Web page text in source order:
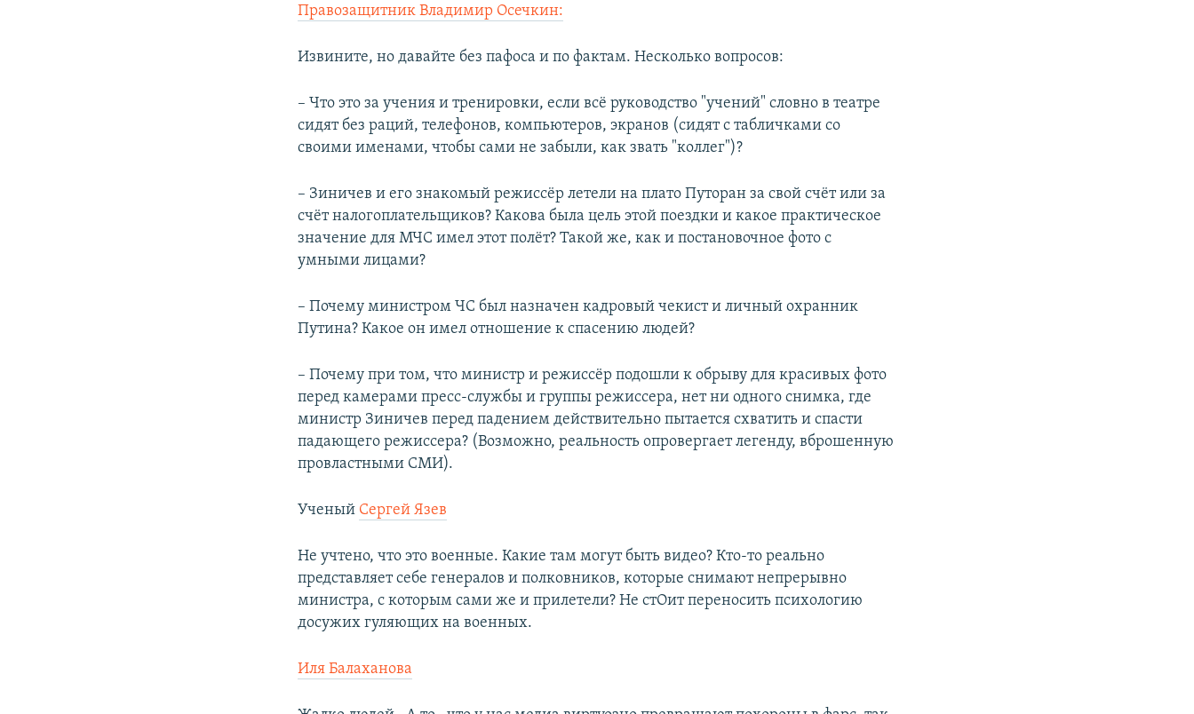
Правозащитник Владимир Осечкин:
Извините, но давайте без пафоса и по фактам. Несколько вопросов:
– Что это за учения и тренировки, если всё руководство "учений" словно в театре
сидят без раций, телефонов, компьютеров, экранов (сидят с табличками со
своими именами, чтобы сами не забыли, как звать "коллег")?
– Зиничев и его знакомый режиссёр летели на плато Путоран за свой счёт или за
счёт налогоплательщиков? Какова была цель этой поездки и какое практическое
значение для МЧС имел этот полёт? Такой же, как и постановочное фото с
умными лицами?
– Почему министром ЧС был назначен кадровый чекист и личный охранник
Путина? Какое он имел отношение к спасению людей?
– Почему при том, что министр и режиссёр подошли к обрыву для красивых фото
перед камерами пресс-службы и группы режиссера, нет ни одного снимка, где
министр Зиничев перед падением действительно пытается схватить и спасти
падающего режиссера? (Возможно, реальность опровергает легенду, вброшенную
провластными СМИ).
Ученый Сергей Язев
Не учтено, что это военные. Какие там могут быть видео? Кто-то реально
представляет себе генералов и полковников, которые снимают непрерывно
министра, с которым сами же и прилетели? Не стОит переносить психологию
досужих гуляющих на военных.
Иля Балаханова